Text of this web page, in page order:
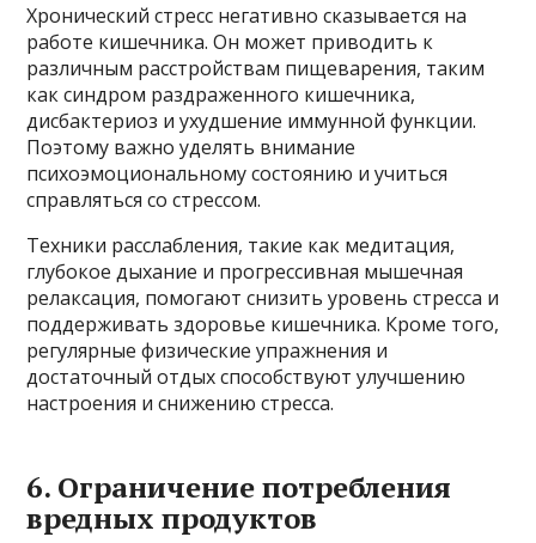
Хронический стресс негативно сказывается на
работе кишечника. Он может приводить к
различным расстройствам пищеварения, таким
как синдром раздраженного кишечника,
дисбактериоз и ухудшение иммунной функции.
Поэтому важно уделять внимание
психоэмоциональному состоянию и учиться
справляться со стрессом.
Техники расслабления, такие как медитация,
глубокое дыхание и прогрессивная мышечная
релаксация, помогают снизить уровень стресса и
поддерживать здоровье кишечника. Кроме того,
регулярные физические упражнения и
достаточный отдых способствуют улучшению
настроения и снижению стресса.
6. Ограничение потребления
вредных продуктов